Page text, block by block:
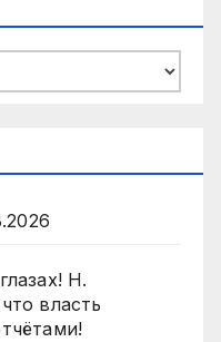
Н.
власть